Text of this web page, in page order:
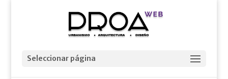
Seleccionar página